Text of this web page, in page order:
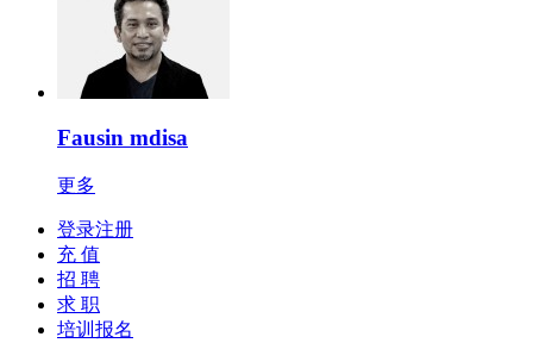
Fausin mdisa
更多
登录注册
充 值
招 聘
求 职
培训报名